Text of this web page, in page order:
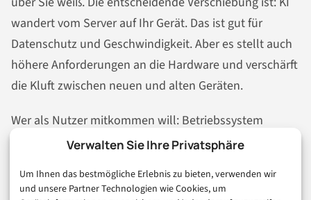
Verwalten Sie Ihre Privatsphäre
Um Ihnen das bestmögliche Erlebnis zu bieten, verwenden wir
und unsere Partner Technologien wie Cookies, um
wandert vom Server auf Ihr Gerät. Das ist gut für
Datenschutz und Geschwindigkeit. Aber es stellt auch
höhere Anforderungen an die Hardware und verschärft
die Kluft zwischen neuen und alten Geräten.
Wer als Nutzer mitkommen will: Betriebssystem
aktuell halten, App-Berechtigungen kritisch prüfen,
die Daten eigentlich landen. Wer als Entwickler oder